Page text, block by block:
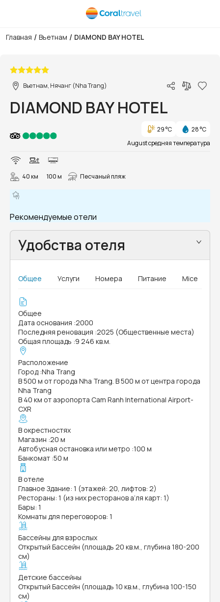
Главная / Вьетнам / DIAMOND BAY HOTEL
Вьетнам, Нячанг (Nha Trang)
DIAMOND BAY HOTEL
29 °C
28 °C
August средняя температура
40 км 100 м Песчаный пляж
Рекомендуемые отели
Удобства отеля
Общее Услуги Номера Питание Mice
Общее
Дата основания :2000
Последняя реновация :2025 (Общественные места)
Общая площадь :9 246 кв.м.
Расположение
Город :Nha Trang
В 500 м от города Nha Trang. В 500 м от центра города
Nha Trang
В 40 км от аэропорта Cam Ranh International Airport-
CXR
В окрестностях
Магазин :20 м
Автобусная остановка или метро :100 м
Банкомат :50 м
В отеле
Главное Здание: 1 (этажей: 20, лифтов: 2)
Рестораны: 1 (из них ресторанов а’ля карт: 1)
Бары: 1
Комнаты для переговоров: 1
Бассейны для взрослых
Открытый Бассейн (площадь 20 кв.м., глубина 180-200
см)
Детские бассейны
Открытый Бассейн (площадь 10 кв.м., глубина 100-150
см)